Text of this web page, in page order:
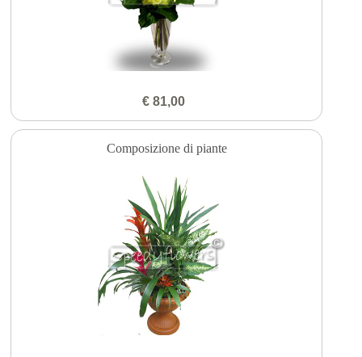
€ 81,00
Composizione di piante